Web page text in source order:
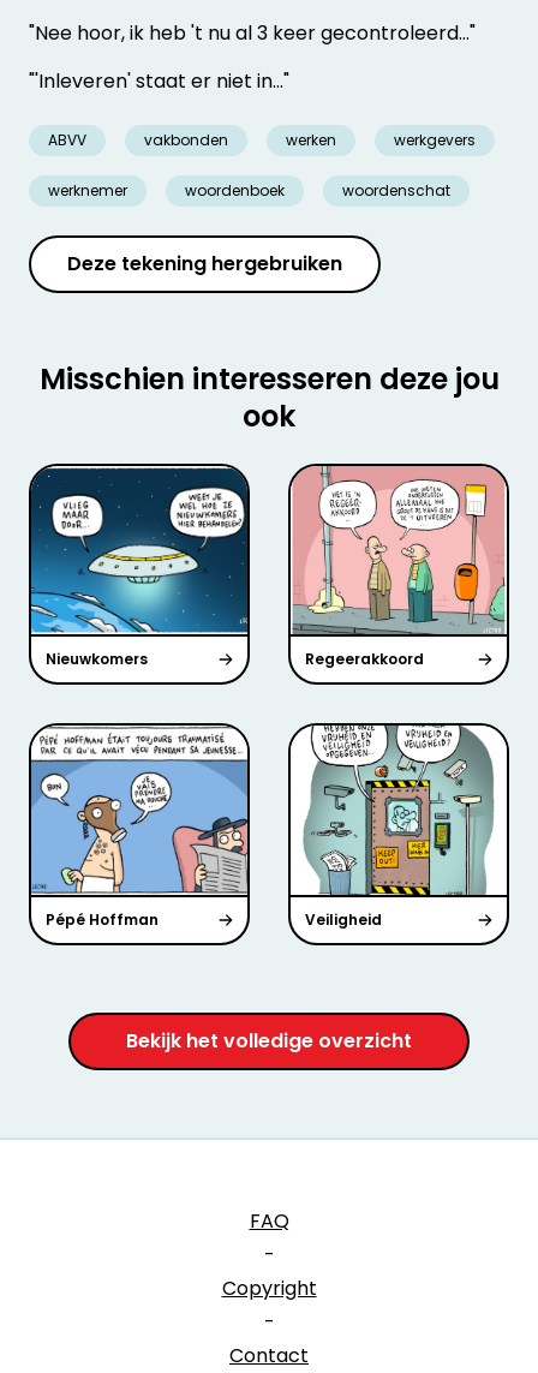
"Nee hoor, ik heb 't nu al 3 keer gecontroleerd…"
"'Inleveren' staat er niet in…"
ABVV vakbonden werken werkgevers
werknemer woordenboek woordenschat
Deze tekening hergebruiken
Misschien interesseren deze jou
ook
Nieuwkomers Regeerakkoord
Pépé Hoffman Veiligheid
Bekijk het volledige overzicht
FAQ
-
Copyright
-
Contact